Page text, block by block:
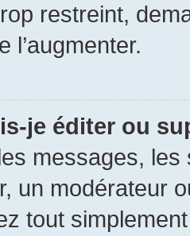
restreint,
l’augmenter.
je éditer ou
messages,
un modérateur
tout